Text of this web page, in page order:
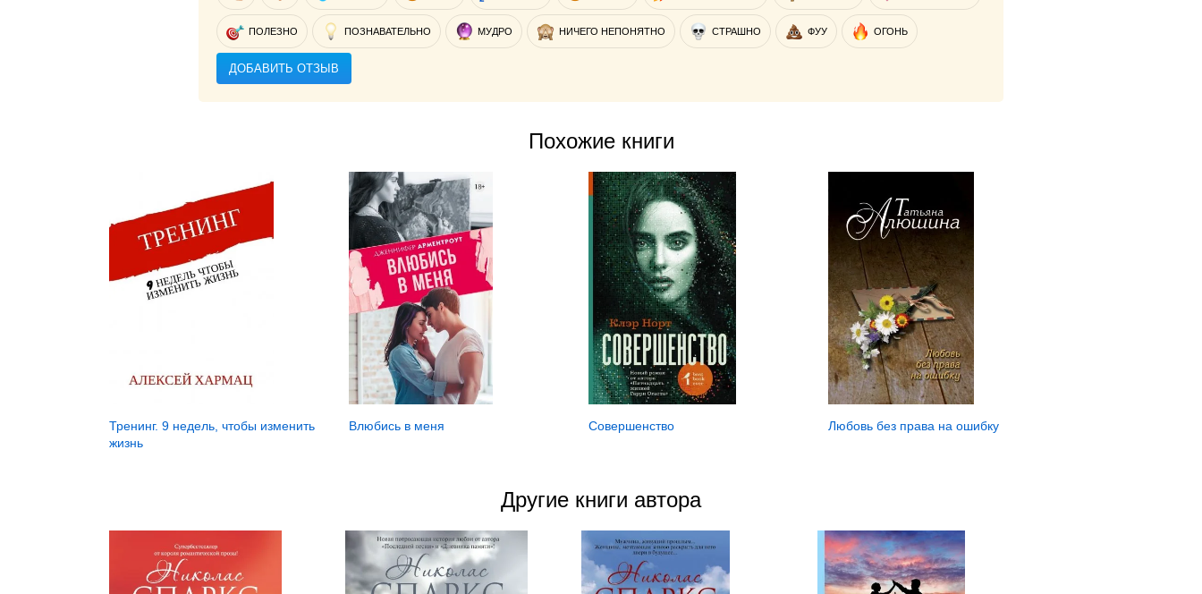
ПОЛЕЗНО ПОЗНАВАТЕЛЬНО МУДРО НИЧЕГО НЕПОНЯТНО СТРАШНО ФУУ ОГОНЬ
ДОБАВИТЬ ОТЗЫВ
Похожие книги
Тренинг. 9 недель, чтобы изменить
жизнь
Влюбись в меня Совершенство Любовь без права на ошибку
Другие книги автора